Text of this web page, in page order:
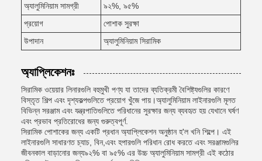
অ্যালুমিনিয়াম সামগ্রী
৯২%, ৯৫%
প্রয়োগ
পোশাক সুরক্ষা
উপাদান
অ্যালুমিনিয়াম সিরামিক
অ্যাপ্লিকেশনঃ
সিরামিক ওয়েয়ার লিনারগুলি বহুমুখী পণ্য যা তাদের ব্যতিক্রমী বৈশিষ্ট্যগুলির কারণে
বিস্তৃত শিল্প এবং দৃশ্যকল্পগুলিতে প্রয়োগ খুঁজে পায়।অ্যালুমিনিয়াম লাইনারগুলি মূলত
বিভিন্ন সরঞ্জাম এবং যন্ত্রপাতিগুলিতে পরিধানের সুরক্ষার জন্য ব্যবহৃত হয় যেখানে ঘর্ষণ
এবং প্রভাব প্রতিরোধের জন্য গুরুত্বপূর্ণ.
সিরামিক পোশাকের জন্য একটি প্রধান অ্যাপ্লিকেশন অনুষ্ঠান হ'ল খনি শিল্পে। এই
লাইনারগুলি সাধারণত চ্যাচ, বিন,এবং হপারগুলি পরিধান রোধ করতে এবং সরঞ্জামগুলির
জীবনকাল বাড়ানোর জন্য৯২% বা ৯৫% এর উচ্চ অ্যালুমিনিয়াম সামগ্রী এই কঠোর